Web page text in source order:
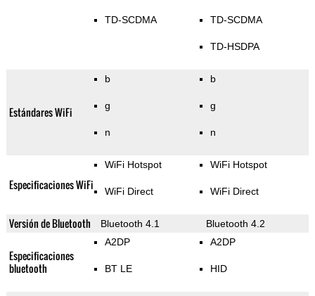
TD-SCDMA TD-SCDMA
TD-HSDPA
Estándares WiFi
b
g
n
b
g
n
Especificaciones WiFi
WiFi Hotspot
WiFi Direct
WiFi Hotspot
WiFi Direct
Versión de Bluetooth Bluetooth 4.1 Bluetooth 4.2
Especificaciones
bluetooth
A2DP
BT LE
A2DP
HID